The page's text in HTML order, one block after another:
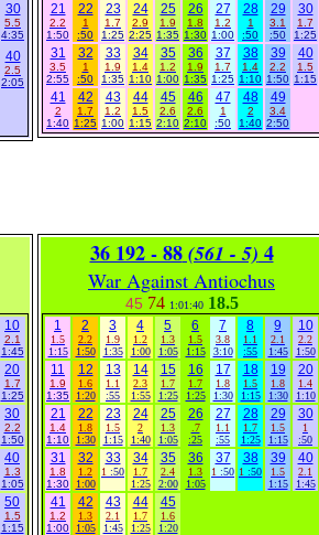
30
5.5
4:35
40
2.5
2:05
21
2.2
1:50
22
1
:50
23
1.7
1:25
24
2.9
2:25
25
1.9
1:35
26
1.8
1:30
27
1.2
1:00
28
1
:50
29
3.1
:50
30
1.7
1:25
31
3.5
2:55
32
1
:50
33
1.9
1:35
34
1.4
1:10
35
1.2
1:00
36
1.9
1:35
37
1.7
1:25
38
1.4
1:10
39
2.2
1:50
40
1.5
1:15
41
2
1:40
42
1.7
1:25
43
1.2
1:00
44
1.5
1:15
45
2.6
2:10
46
2.6
2:10
47
1
:50
48
2
1:40
49
3.4
2:50
10
2.1
1:45
20
1.7
1:25
30
2.2
1:50
40
1.3
1:05
50
1.5
1:15
36 192 - 88(561 - 5) 4
War Against Antiochus
45 74 1:01:40 18.5
1
1.5
1:15
2
2.2
1:50
3
1.9
1:35
4
1.2
1:00
5
1.3
1:05
6
1.5
1:15
7
3.8
3:10
8
1.1
:55
9
2.1
1:45
10
2.2
1:50
11
1.9
1:35
12
1.6
1:20
13
1.1
:55
14
2.3
1:55
15
1.7
1:25
16
1.7
1:25
17
1.8
1:30
18
1.5
1:15
19
1.8
1:30
20
1.4
1:10
21
1.4
1:10
22
1.8
1:30
23
1.5
1:15
24
2
1:40
25
1.3
1:05
26
.7
:25
27
1.1
:55
28
1.7
1:25
29
1.5
1:15
30
1
:50
31
1.8
1:30
32
1.2
1:00
33
1 :50
34
1.7
1:25
35
2.4
2:00
36
1.3
1:05
37
1 :50
38
1 :50
39
1.5
1:15
40
2.1
1:45
41
1.2
1:00
42
1.3
1:05
43
2.1
1:45
44
1.7
1:25
45
1.6
1:20